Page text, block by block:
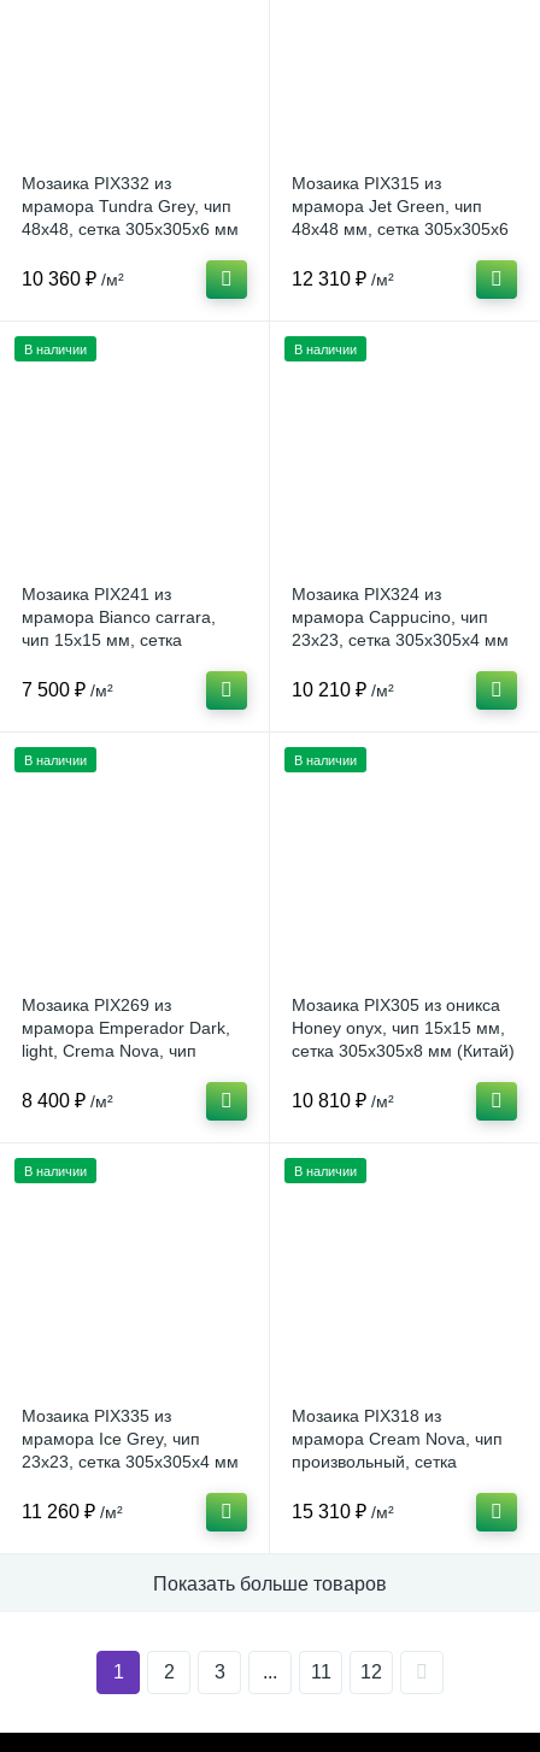
Мозаика PIX332 из
мрамора Tundra Grey, чип
48x48, сетка 305x305x6 мм
10 360 ₽ /м²
Мозаика PIX315 из
мрамора Jet Green, чип
48x48 мм, сетка 305x305x6
12 310 ₽ /м²
В наличии
Мозаика PIX241 из
мрамора Bianco carrara,
чип 15x15 мм, сетка
7 500 ₽ /м²
В наличии
Мозаика PIX324 из
мрамора Cappucino, чип
23x23, сетка 305x305x4 мм
10 210 ₽ /м²
В наличии
Мозаика PIX269 из
мрамора Emperador Dark,
light, Crema Nova, чип
мм (Китай)
8 400 ₽ /м²
В наличии
Мозаика PIX305 из оникса
Honey onyx, чип 15x15 мм,
сетка 305х305x8 мм (Китай)
10 810 ₽ /м²
В наличии
Мозаика PIX335 из
мрамора Ice Grey, чип
23x23, сетка 305x305x4 мм
11 260 ₽ /м²
В наличии
Мозаика PIX318 из
мрамора Cream Nova, чип
произвольный, сетка
(Китай)
15 310 ₽ /м²
Показать больше товаров
1 2 3 ... 11 12